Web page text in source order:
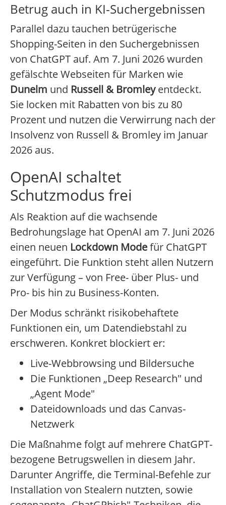
Betrug auch in KI-Suchergebnissen
Parallel dazu tauchen betrügerische
Shopping-Seiten in den Suchergebnissen
von ChatGPT auf. Am 7. Juni 2026 wurden
gefälschte Webseiten für Marken wie
Dunelm und Russell & Bromleyentdeckt.
Sie locken mit Rabatten von bis zu 80
Prozent und nutzen die Verwirrung nach der
Insolvenz von Russell & Bromley im Januar
2026 aus.
OpenAI schaltet
Schutzmodus frei
Als Reaktion auf die wachsende
Bedrohungslage hat OpenAI am 7. Juni 2026
einen neuen Lockdown Modefür ChatGPT
eingeführt. Die Funktion steht allen Nutzern
zur Verfügung – von Free- über Plus- und
Pro- bis hin zu Business-Konten.
Der Modus schränkt risikobehaftete
Funktionen ein, um Datendiebstahl zu
erschweren. Konkret blockiert er:
Live-Webbrowsing und Bildersuche
Die Funktionen „Deep Research" und
„Agent Mode"
Dateidownloads und das Canvas-
Netzwerk
Die Maßnahme folgt auf mehrere ChatGPT-
bezogene Betrugswellen in diesem Jahr.
Darunter Angriffe, die Terminal-Befehle zur
Installation von Stealern nutzten, sowie